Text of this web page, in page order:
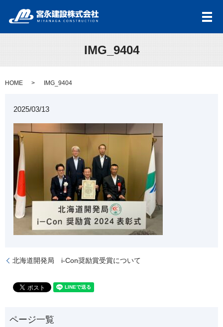
メ
IMG_9404
HOME IMG_9404
2025/03/13
北海道開発局 i-Con奨励賞受賞について